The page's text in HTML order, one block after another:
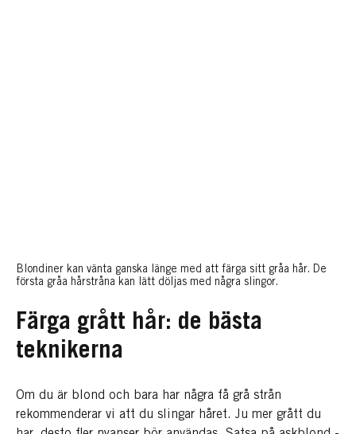
Blondiner kan vänta ganska länge med att färga sitt gråa hår. De
första gråa hårstråna kan lätt döljas med några slingor.
Färga grått hår: de bästa
teknikerna
Om du är blond och bara har några få grå strån
rekommenderar vi att du slingar håret. Ju mer grått du